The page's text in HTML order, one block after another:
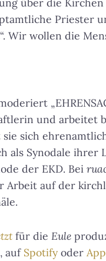
u
n
b
n
u
t
z
e
m
d
Priester
Wir wollen die
und arbeitet
sich
als Synodale ihrer
der EKD. Bei
Arbeit auf der
für die Eule
auf Spotifyoder